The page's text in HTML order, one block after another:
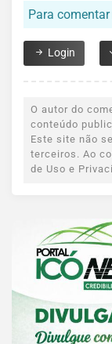
Para
Login
O autor do
conteúdo
Este site não
terceiros. Ao
de Uso e